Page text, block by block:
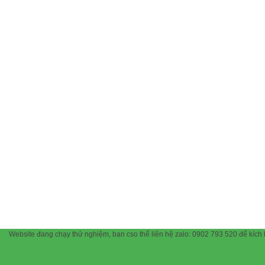
Website đang chạy thử nghiệm, bạn cso thể liên hệ zalo: 0902 793 520 để kích